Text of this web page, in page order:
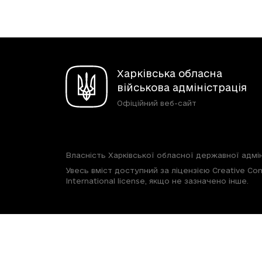
Харківська обласна
військова адміністрація
Офіційний веб-сайт
Власність Харківської обласної державної
Увесь вміст доступний за ліцензією Creative
International license, якщо не зазначено інше.